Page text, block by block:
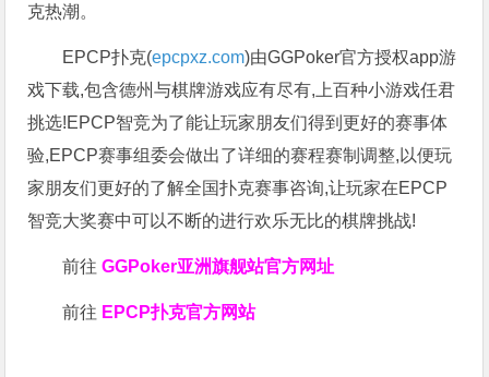
克热潮。
EPCP扑克(epcpxz.com)由GGPoker官方授权app游
戏下载,包含德州与棋牌游戏应有尽有,上百种小游戏任君
挑选!EPCP智竞为了能让玩家朋友们得到更好的赛事体
验,EPCP赛事组委会做出了详细的赛程赛制调整,以便玩
家朋友们更好的了解全国扑克赛事咨询,让玩家在EPCP
智竞大奖赛中可以不断的进行欢乐无比的棋牌挑战!
前往GGPoker亚洲旗舰站官方网址
前往 EPCP扑克官方网站